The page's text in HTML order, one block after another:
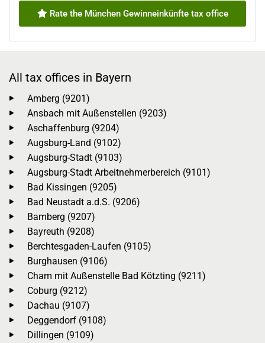
Rate the München Gewinneinkünfte tax office
All tax offices in Bayern
Amberg (9201)
Ansbach mit Außenstellen (9203)
Aschaffenburg (9204)
Augsburg-Land (9102)
Augsburg-Stadt (9103)
Augsburg-Stadt Arbeitnehmerbereich (9101)
Bad Kissingen (9205)
Bad Neustadt a.d.S. (9206)
Bamberg (9207)
Bayreuth (9208)
Berchtesgaden-Laufen (9105)
Burghausen (9106)
Cham mit Außenstelle Bad Kötzting (9211)
Coburg (9212)
Dachau (9107)
Deggendorf (9108)
Dillingen (9109)